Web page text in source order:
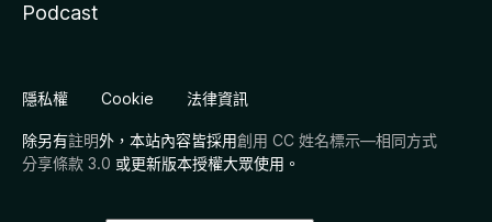
Podcast
隱私權 Cookie 法律資訊
除另有註明外，本站內容皆採用創用 CC 姓名標示—相同方式
分享條款 3.0 或更新版本授權大眾使用。